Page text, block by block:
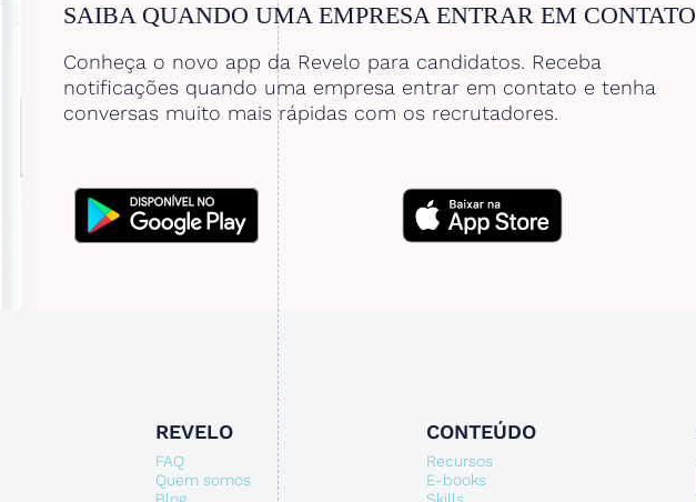
SAIBA QUANDO UMA EMPRESA ENTRAR EM CONTATO
Conheça o novo app da Revelo para candidatos. Receba
notificações quando uma empresa entrar em contato e tenha
conversas muito mais rápidas com os recrutadores.
REVELO
FAQ
Quem somos
Blog
CONTEÚDO
Recursos
E-books
Skills